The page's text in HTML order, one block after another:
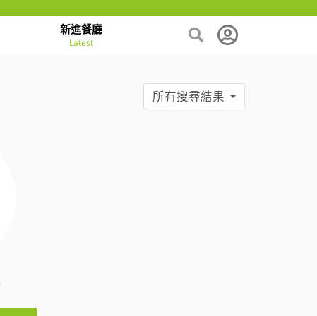
新進餐廳
Latest
所有搜尋結果